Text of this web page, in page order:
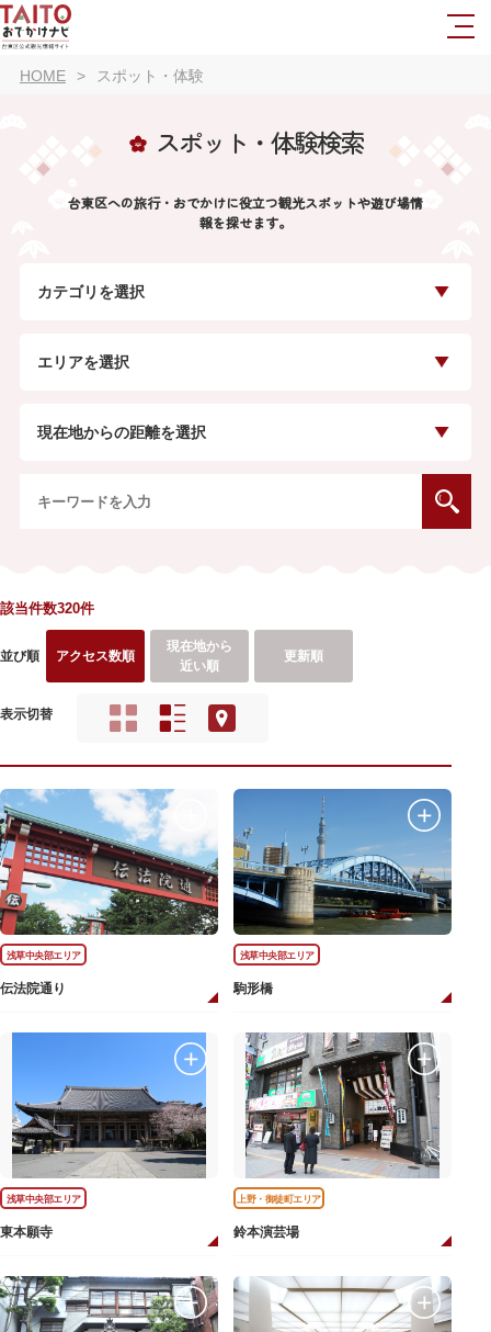
HOME スポット・体験
スポット・体験検索
台東区への旅行・おでかけに役立つ観光スポットや遊び場情
報を探せます。
カテゴリを選択
エリアを選択
現在地からの距離を選択
該当件数320件
並び順 アクセス数順
現在地から
近い順
更新順
表示切替
浅草中央部エリア
伝法院通り
浅草中央部エリア
駒形橋
浅草中央部エリア
東本願寺
上野・御徒町エリア
鈴本演芸場